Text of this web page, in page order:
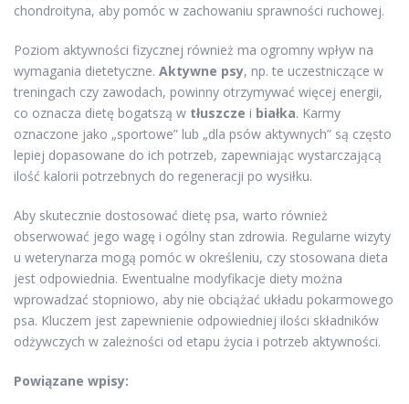
chondroityna, aby pomóc w zachowaniu sprawności ruchowej.
Poziom aktywności fizycznej również ma ogromny wpływ na
wymagania dietetyczne. Aktywne psy, np. te uczestniczące w
treningach czy zawodach, powinny otrzymywać więcej energii,
co oznacza dietę bogatszą w tłuszcze i białka. Karmy
oznaczone jako „sportowe” lub „dla psów aktywnych” są często
lepiej dopasowane do ich potrzeb, zapewniając wystarczającą
ilość kalorii potrzebnych do regeneracji po wysiłku.
Aby skutecznie dostosować dietę psa, warto również
obserwować jego wagę i ogólny stan zdrowia. Regularne wizyty
u weterynarza mogą pomóc w określeniu, czy stosowana dieta
jest odpowiednia. Ewentualne modyfikacje diety można
wprowadzać stopniowo, aby nie obciążać układu pokarmowego
psa. Kluczem jest zapewnienie odpowiedniej ilości składników
odżywczych w zależności od etapu życia i potrzeb aktywności.
Powiązane wpisy: